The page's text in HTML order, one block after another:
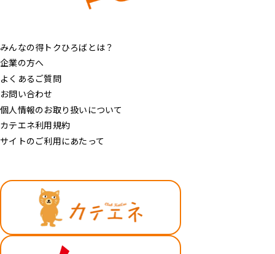
みんなの得トクひろばとは？
企業の方へ
よくあるご質問
お問い合わせ
個人情報のお取り扱いについて
カテエネ利用規約
サイトのご利用にあたって